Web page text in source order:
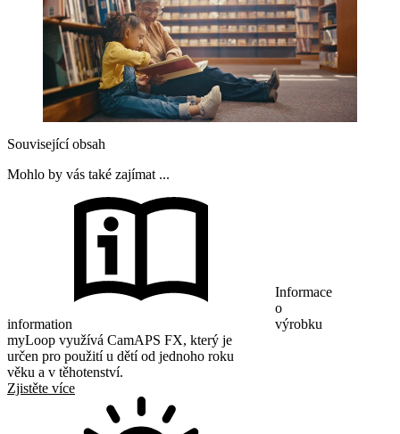
Související obsah
Mohlo by vás také zajímat ...
information
Informace
o
výrobku
myLoop využívá CamAPS FX, který je
určen pro použití u dětí od jednoho roku
věku a v těhotenství.
Zjistěte více